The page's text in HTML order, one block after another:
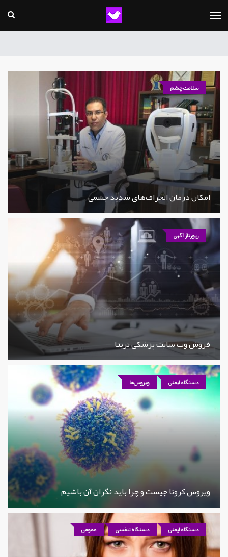
سلامت چشم
امکان درمان انحراف‌های شدید چشمی
رپورتاژ آگهی
فروش وب سایت پزشکی تریتا
دستگاه ایمنی ویروس‌ها
ویروس کرونا چیست و چرا باید نگران آن باشیم
دستگاه ایمنی دستگاه تنفسی عمومی